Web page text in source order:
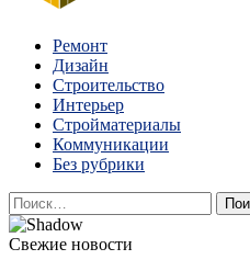
Квартиры и дома, в которых
отличаются между собой.
Ремонт
Дизайн
Строительство
Интерьер
Стройматериалы
Коммуникации
Без рубрики
Найти:
Свежие новости